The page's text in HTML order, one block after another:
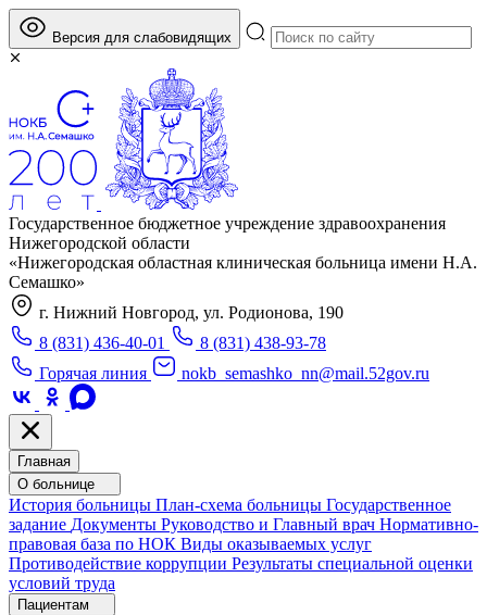
Версия для слабовидящих
Государственное бюджетное учреждение здравоохранения
Нижегородской области
«Нижегородская областная клиническая больница имени Н.А.
Семашко»
г. Нижний Новгород, ул. Родионова, 190
8 (831) 436-40-01
8 (831) 438-93-78
Горячая линия
nokb_semashko_nn@mail.52gov.ru
Главная
О больнице
История больницы План-схема больницы Государственное
задание Документы Руководство и Главный врач Нормативно-
правовая база по НОК Виды оказываемых услуг
Противодействие коррупции Результаты специальной оценки
условий труда
Пациентам